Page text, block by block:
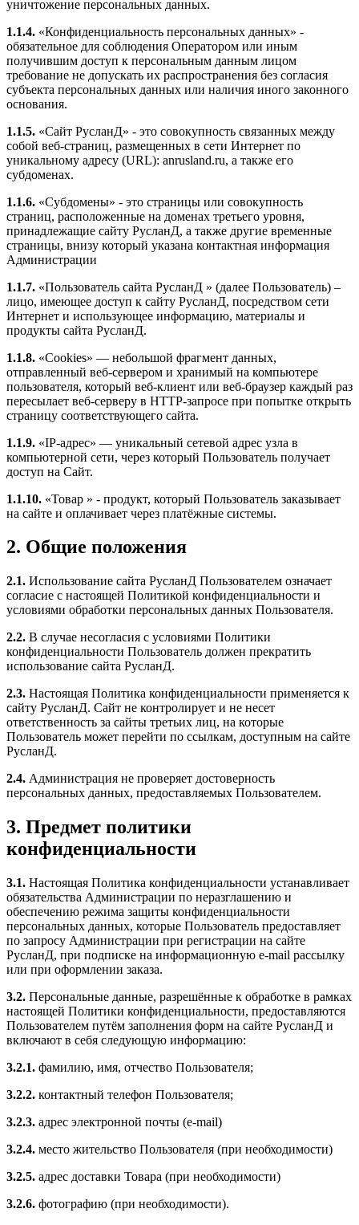
уничтожение персональных данных.
1.1.4. «Конфиденциальность персональных данных» -
обязательное для соблюдения Оператором или иным
получившим доступ к персональным данным лицом
требование не допускать их распространения без согласия
субъекта персональных данных или наличия иного законного
основания.
1.1.5. «Сайт РусланД» - это совокупность связанных между
собой веб-страниц, размещенных в сети Интернет по
уникальному адресу (URL): anrusland.ru, а также его
субдоменах.
1.1.6. «Субдомены» - это страницы или совокупность
страниц, расположенные на доменах третьего уровня,
принадлежащие сайту РусланД, а также другие временные
страницы, внизу который указана контактная информация
Администрации
1.1.7. «Пользователь сайта РусланД » (далее Пользователь) –
лицо, имеющее доступ к сайту РусланД, посредством сети
Интернет и использующее информацию, материалы и
продукты сайта РусланД.
1.1.8. «Cookies» — небольшой фрагмент данных,
отправленный веб-сервером и хранимый на компьютере
пользователя, который веб-клиент или веб-браузер каждый раз
пересылает веб-серверу в HTTP-запросе при попытке открыть
страницу соответствующего сайта.
1.1.9. «IP-адрес» — уникальный сетевой адрес узла в
компьютерной сети, через который Пользователь получает
доступ на Сайт.
1.1.10. «Товар » - продукт, который Пользователь заказывает
на сайте и оплачивает через платёжные системы.
2. Общие положения
2.1. Использование сайта РусланД Пользователем означает
согласие с настоящей Политикой конфиденциальности и
условиями обработки персональных данных Пользователя.
2.2. В случае несогласия с условиями Политики
конфиденциальности Пользователь должен прекратить
использование сайта РусланД.
2.3. Настоящая Политика конфиденциальности применяется к
сайту РусланД. Сайт не контролирует и не несет
ответственность за сайты третьих лиц, на которые
Пользователь может перейти по ссылкам, доступным на сайте
РусланД.
2.4. Администрация не проверяет достоверность
персональных данных, предоставляемых Пользователем.
3. Предмет политики
конфиденциальности
3.1. Настоящая Политика конфиденциальности устанавливает
обязательства Администрации по неразглашению и
обеспечению режима защиты конфиденциальности
персональных данных, которые Пользователь предоставляет
по запросу Администрации при регистрации на сайте
РусланД, при подписке на информационную e-mail рассылку
или при оформлении заказа.
3.2. Персональные данные, разрешённые к обработке в рамках
настоящей Политики конфиденциальности, предоставляются
Пользователем путём заполнения форм на сайте РусланД и
включают в себя следующую информацию:
3.2.1. фамилию, имя, отчество Пользователя;
3.2.2. контактный телефон Пользователя;
3.2.3. адрес электронной почты (e-mail)
3.2.4. место жительство Пользователя (при необходимости)
3.2.5. адрес доставки Товара (при необходимости)
3.2.6. фотографию (при необходимости).